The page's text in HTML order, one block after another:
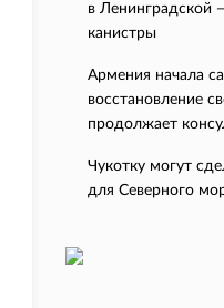
в Ленинградской
канистры
Армения начала
восстановление
продолжает
Чукотку могут
для Северного